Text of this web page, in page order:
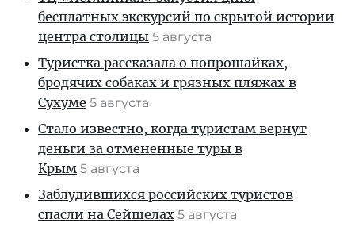
бесплатных экскурсий по скрытой истории
центра столицы 5 августа
Туристка рассказала о попрошайках,
бродячих собаках и грязных пляжах в
Сухуме 5 августа
Стало известно, когда туристам вернут
деньги за отмененные туры в
Крым 5 августа
Заблудившихся российских туристов
спасли на Сейшелах 5 августа